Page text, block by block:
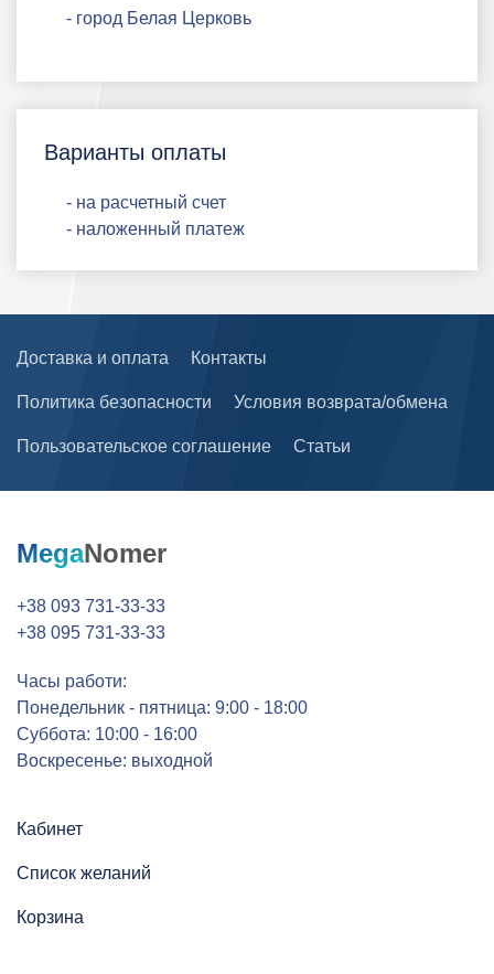
- город Белая Церковь
Варианты оплаты
- на расчетный счет
- наложенный платеж
Доставка и оплата Контакты
Политика безопасности Условия возврата/обмена
Пользовательское соглашение Статьи
MegaNomer
+38 093 731-33-33
+38 095 731-33-33
Часы работи:
Понедельник - пятница: 9:00 - 18:00
Суббота: 10:00 - 16:00
Воскресенье: выходной
Кабинет
Список желаний
Корзина